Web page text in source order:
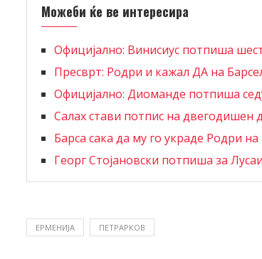
Можеби ќе ве интересира
Официјално: Винисиус потпиша
Пресврт: Родри и кажал ДА на
Официјално: Диоманде потпиша
Салах стави потпис на двегодишен
Барса сака да му го украде Родри
Георг Стојановски потпиша за
ЕРМЕНИЈА ПЕТРАРКОВ